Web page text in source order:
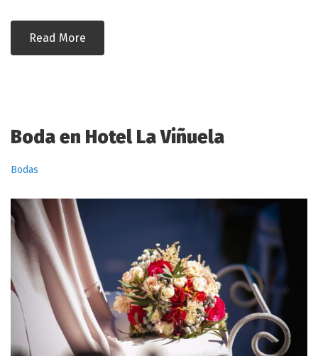
Read More
Boda en Hotel La Viñuela
Bodas